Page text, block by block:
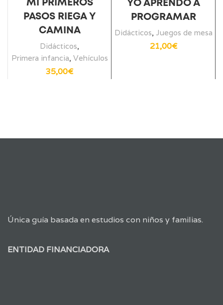
MI PRIMEROS
PASOS RIEGA Y
CAMINA
Didácticos,
Primera infancia, Vehículos
35,00€
YO APRENDO A
PROGRAMAR
Didácticos, Juegos de mesa
21,00€
Única guía basada en estudios con niños y familias.
ENTIDAD FINANCIADORA